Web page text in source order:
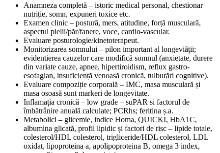
Anamneza completă – istoric medical personal, chestionar
nutriție, somn, expuneri toxice etc.
Examen clinic – postură, mers, atitudine, forță musculară,
aspectul pielii/păr/fanere, voce, cardio-vascular.
Evaluare posturologie/kinetoterapeut.
Monitorizarea somnului – pilon important al longeviății;
evidentierea cauzelor care modifică somnul (anxietate, durere
din variate cauze, apnee, hipertiroidism, reflux gastro-
esofagian, insuficiență venoasă cronică, tulburări cognitive).
Evaluare compoziție corporală – IMC, masa musculară și
masa osoasă sunt markeri de longevitate.
Inflamația cronică – low grade – suPAR si factorul de
îmbătrânire anuală calculate; PCRhs; feritina ș.a.
Metabolici – glicemie, indice Homa, QUICKI, HbA1C,
albumina glicată, profil lipidic și factori de risc – lipide totale,
colesterol/HDL colesterol, trigliceride/HDL colesterol, LDL
oxidat, lipoproteina a, apolipoproteina B, omega 3 index,